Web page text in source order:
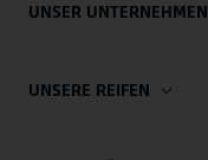
UNSER UNTERNEHMEN
UNSERE REIFEN